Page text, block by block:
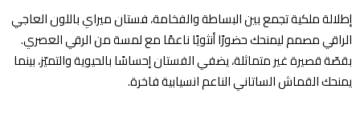
إطلالة ملكية تجمع بين البساطة والفخامة، فستان ميراي باللون العاجي
الراقي مصمم ليمنحك حضورًا أنثويًا ناعمًا مع لمسة من الرقي العصري.
بقصّة قصيرة غير متماثلة، يضفي الفستان إحساسًا بالحيوية والتميّز، بينما
يمنحك القماش الساتاني الناعم انسيابية فاخرة.